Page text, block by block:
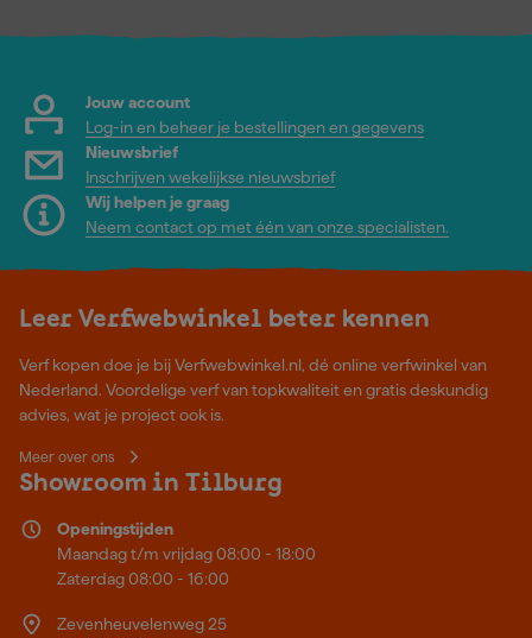
Jouw account
Log-in en beheer je bestellingen en gegevens
Nieuwsbrief
Inschrijven wekelijkse nieuwsbrief
Wij helpen je graag
Neem contact op met één van onze specialisten.
Leer Verfwebwinkel beter kennen
Verf kopen doe je bij Verfwebwinkel.nl, dé online verfwinkel van
Nederland. Voordelige verf van topkwaliteit en gratis deskundig
advies, wat je project ook is.
Meer over ons
Showroom in Tilburg
Openingstijden
Maandag t/m vrijdag 08:00 - 18:00
Zaterdag 08:00 - 16:00
Zevenheuvelenweg 25